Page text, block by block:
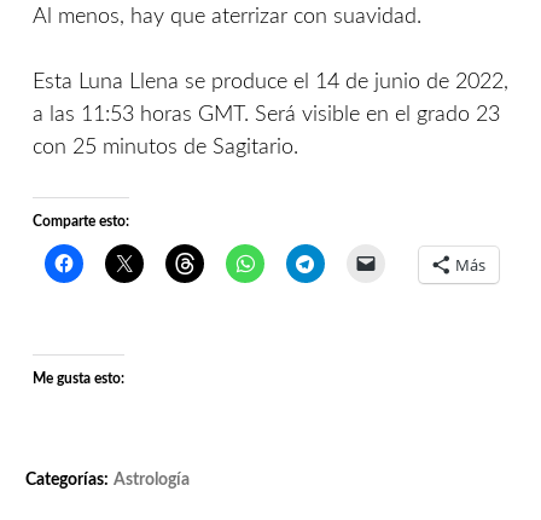
Al menos, hay que aterrizar con suavidad.
Esta Luna Llena se produce el 14 de junio de 2022,
a las 11:53 horas GMT. Será visible en el grado 23
con 25 minutos de Sagitario.
Comparte esto:
Más
Me gusta esto:
Categorías: Astrología